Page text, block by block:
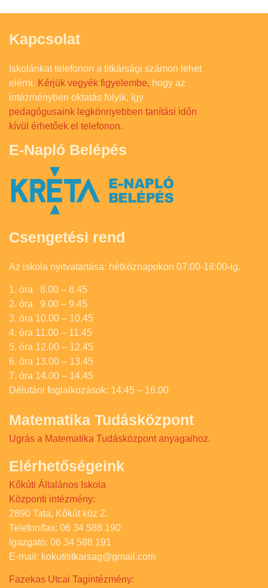
Kapcsolat
Iskolánkat telefonon a titkársági számon lehet
elérni. Kérjük vegyék figyelembe, hogy az
intézményben oktatás folyik, így
pedagógusaink legkönnyebben tanítási időn
kívül érhetőek el telefonon.
E-Napló Belépés
Csengetési rend
Az iskola nyitvatartása: hétköznapokon 07:00-18:00-ig.
1. óra 8.00 – 8.45
2. óra 9.00 – 9.45
3. óra 10.00 – 10.45
4. óra 11.00 – 11.45
5. óra 12.00 – 12.45
6. óra 13.00 – 13.45
7. óra 14.00 – 14.45
Délutáni foglalkozások: 14.45 – 16.00
Matematika Tudásközpont
Ugrás a Matematika Tudásközpont anyagaihoz.
Elérhetőségeink
Kőkúti Általános Iskola
Központi intézmény:
2890 Tata, Kőkút köz 2.
Telefon/fax: 06 34 588 190
Igazgató: 06 34 588 191
E-mail: kokutititkarsag@gmail.com
Fazekas Utcai Tagintézmény: